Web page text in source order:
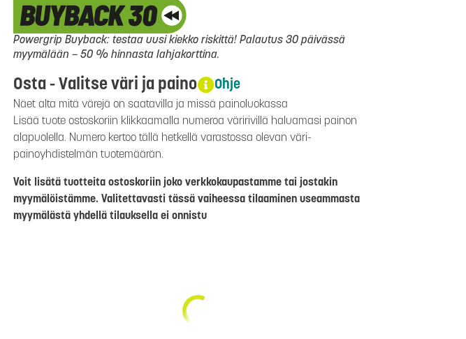
Powergrip Buyback: testaa uusi kiekko riskittä! Palautus 30 päivässä
myymälään – 50 % hinnasta lahjakorttina.
Osta - Valitse väri ja paino Ohje
Näet alta mitä värejä on saatavilla ja missä painoluokassa
Lisää tuote ostoskoriin klikkaamalla numeroa väririvillä haluamasi painon
alapuolella. Numero kertoo tällä hetkellä varastossa olevan väri-
painoyhdistelmän tuotemäärän.
Voit lisätä tuotteita ostoskoriin joko verkkokaupastamme tai jostakin
myymälöistämme. Valitettavasti tässä vaiheessa tilaaminen useammasta
myymälästä yhdellä tilauksella ei onnistu